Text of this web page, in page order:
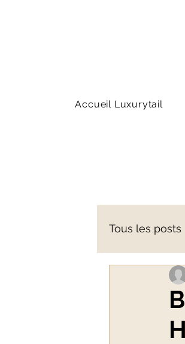
Accueil Luxurytail
Tous les posts
Webinar